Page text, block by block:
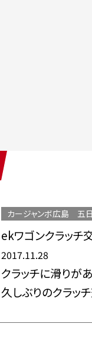
カージャンボ広島 五
ekワゴンクラッチ
2017.11.28
クラッチに滑りが
久しぶりのクラッ